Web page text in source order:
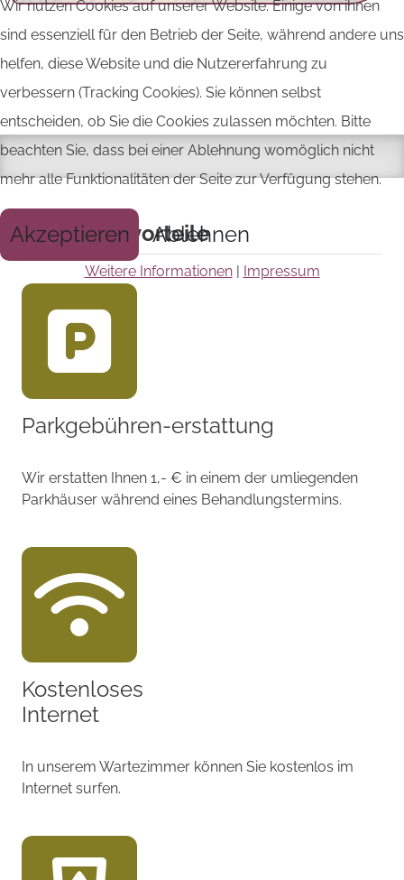
Ihre Praxisvorteile
Parkgebühren-erstattung
Wir erstatten Ihnen 1,- € in einem der umliegenden
Parkhäuser während eines Behandlungstermins.
Kostenloses
Internet
In unserem Wartezimmer können Sie kostenlos im
Internet surfen.
Wir nutzen Cookies auf unserer Website. Einige von ihnen
sind essenziell für den Betrieb der Seite, während andere uns
helfen, diese Website und die Nutzererfahrung zu
verbessern (Tracking Cookies). Sie können selbst
entscheiden, ob Sie die Cookies zulassen möchten. Bitte
beachten Sie, dass bei einer Ablehnung womöglich nicht
mehr alle Funktionalitäten der Seite zur Verfügung stehen.
Akzeptieren Ablehnen
Weitere Informationen| Impressum